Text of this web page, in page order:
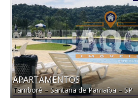
APARTAMENTOS
Tamboré–Santana de Parnaíba–SP